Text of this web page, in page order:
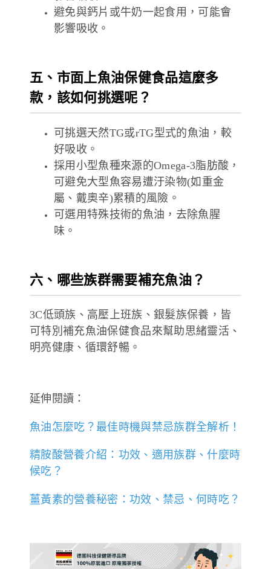
避免與鈣片或牛奶一起食用，可能會
影響吸收。
五、市面上魚油保健食品這麼多
款，該如何挑選呢？
可挑選天然TG或rTG型式的魚油，較
好吸收。
採用小型魚種來源的Omega-3脂肪酸，
可避免大型魚容易遭汙染物(如重金
屬、戴奧辛)累積的風險。
可選用特殊技術的魚油，去除魚腥
味。
六、哪些族群需要補充魚油？
3C低頭族、高壓上班族、銀髮族保養，皆
可特別補充魚油保健食品來幫助思緒靈活、
明亮健康、循環舒暢。
延伸閱讀：
魚油怎麼吃？最佳時機與禁忌族群全解析！
精胺酸營養介紹：功效、適用族群、什麼時
候吃？
薑黃素的營養秘密：功效、禁忌、何時吃？